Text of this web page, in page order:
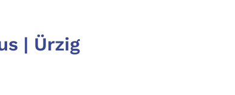
| Ürzig